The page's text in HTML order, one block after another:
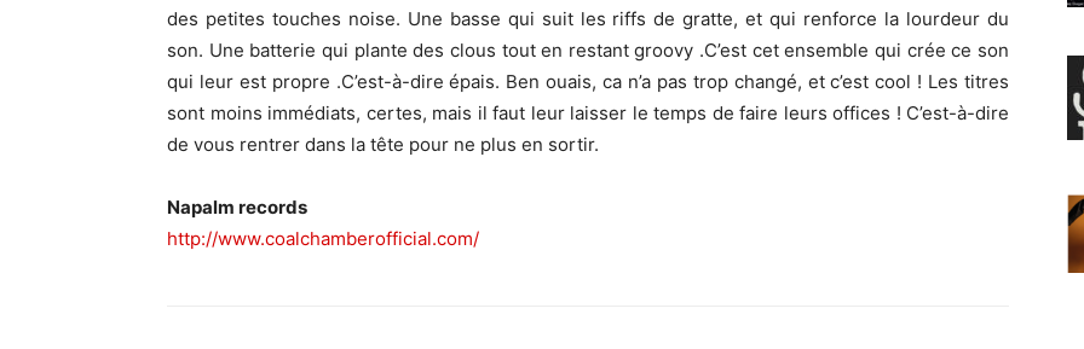
des petites touches noise. Une basse qui suit les riffs de gratte, et qui renforce la lourdeur du
son. Une batterie qui plante des clous tout en restant groovy .C’est cet ensemble qui crée ce son
qui leur est propre .C’est-à-dire épais. Ben ouais, ca n’a pas trop changé, et c’est cool ! Les titres
sont moins immédiats, certes, mais il faut leur laisser le temps de faire leurs offices ! C’est-à-dire
de vous rentrer dans la tête pour ne plus en sortir.
Napalm records
http://www.coalchamberofficial.com/